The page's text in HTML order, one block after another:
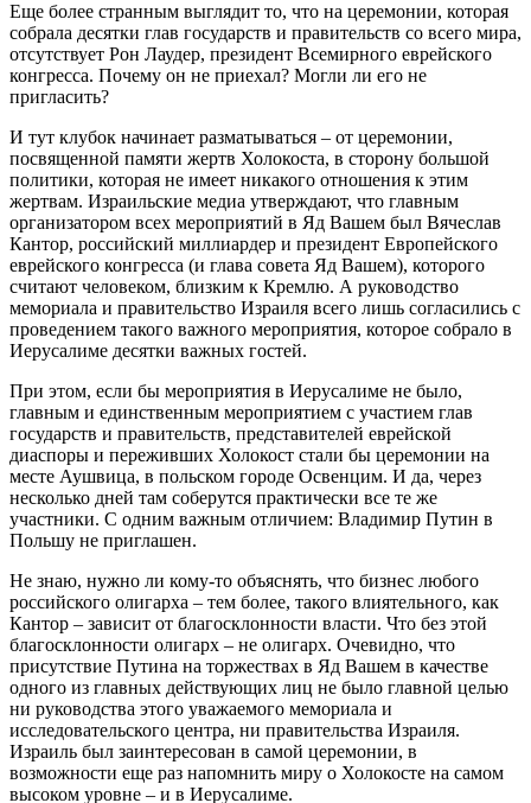
Еще более странным выглядит то, что на церемонии, которая
собрала десятки глав государств и правительств со всего мира,
отсутствует Рон Лаудер, президент Всемирного еврейского
конгресса. Почему он не приехал? Могли ли его не
пригласить?
И тут клубок начинает разматываться – от церемонии,
посвященной памяти жертв Холокоста, в сторону большой
политики, которая не имеет никакого отношения к этим
жертвам. Израильские медиа утверждают, что главным
организатором всех мероприятий в Яд Вашем был Вячеслав
Кантор, российский миллиардер и президент Европейского
еврейского конгресса (и глава совета Яд Вашем), которого
считают человеком, близким к Кремлю. А руководство
мемориала и правительство Израиля всего лишь согласились с
проведением такого важного мероприятия, которое собрало в
Иерусалиме десятки важных гостей.
При этом, если бы мероприятия в Иерусалиме не было,
главным и единственным мероприятием с участием глав
государств и правительств, представителей еврейской
диаспоры и переживших Холокост стали бы церемонии на
месте Аушвица, в польском городе Освенцим. И да, через
несколько дней там соберутся практически все те же
участники. С одним важным отличием: Владимир Путин в
Польшу не приглашен.
Не знаю, нужно ли кому-то объяснять, что бизнес любого
российского олигарха – тем более, такого влиятельного, как
Кантор – зависит от благосклонности власти. Что без этой
благосклонности олигарх – не олигарх. Очевидно, что
присутствие Путина на торжествах в Яд Вашем в качестве
одного из главных действующих лиц не было главной целью
ни руководства этого уважаемого мемориала и
исследовательского центра, ни правительства Израиля.
Израиль был заинтересован в самой церемонии, в
возможности еще раз напомнить миру о Холокосте на самом
высоком уровне – и в Иерусалиме.